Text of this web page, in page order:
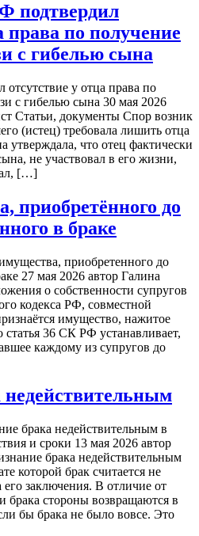
подтвердил
права по получение
с гибелью сына
у отца права по
с гибелью сына 30 мая 2026
Статьи, документы Спор возник
(истец) требовала лишить отца
утверждала, что отец фактически
не участвовал в его жизни,
[…]
приобретённого до
в браке
приобретенного до
27 мая 2026 автор Галина
о собственности супругов
кодекса РФ, совместной
имущество, нажитое
36 СК РФ устанавливает,
каждому из супругов до
брака недействительным в
и сроки 13 мая 2026 автор
брака недействительным
которой брак считается не
заключения. В отличие от
брака стороны возвращаются в
бы брака не было вовсе. Это